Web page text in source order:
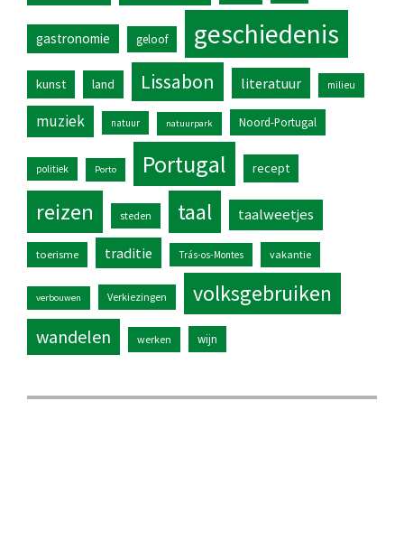
gastronomie geloof geschiedenis
kunst land Lissabon literatuur milieu
muziek natuur natuurpark Noord-Portugal
politiek Porto Portugal recept
reizen steden taal taalweetjes
toerisme traditie Trás-os-Montes vakantie
verbouwen Verkiezingen volksgebruiken
wandelen werken wijn